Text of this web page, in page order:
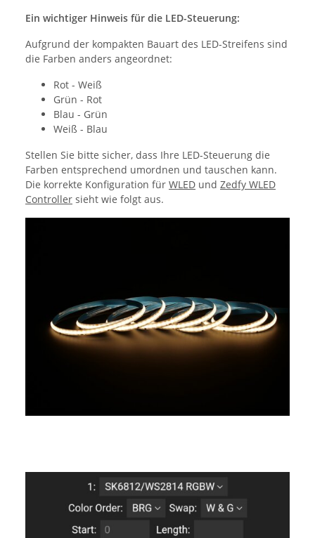
Ein wichtiger Hinweis für die LED-Steuerung:
Aufgrund der kompakten Bauart des LED-Streifens sind
die Farben anders angeordnet:
Rot - Weiß
Grün - Rot
Blau - Grün
Weiß - Blau
Stellen Sie bitte sicher, dass Ihre LED-Steuerung die
Farben entsprechend umordnen und tauschen kann.
Die korrekte Konfiguration für WLED und Zedfy WLED
Controller sieht wie folgt aus.